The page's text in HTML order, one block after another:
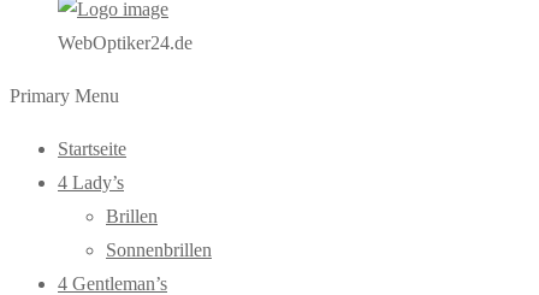
WebOptiker24.de
Primary Menu
Startseite
4 Lady’s
Brillen
Sonnenbrillen
4 Gentleman’s